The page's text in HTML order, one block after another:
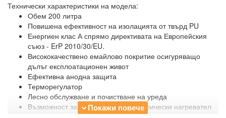
Технически характеристики на модела:
Обем 200 литра
Повишена ефективност на изолацията от твърд PU
Енергиен клас А спрямо директивата на Европейския
съюз - ErP 2010/30/EU.
Висококачествено емайлово покритие осигуряващо
дълъг експлоатационен живот
Ефективна анодна защита
Терморегулатор
Лесно обслужване и почистване на уреда
Възможност за монтиране на електрически нагревател